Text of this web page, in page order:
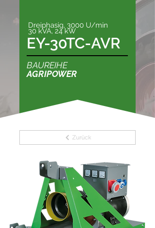
Dreiphasig, 3000 U/min
30 kVA, 24 kW
EY-30TC-AVR
BAUREIHE
AGRIPOWER
Zurück